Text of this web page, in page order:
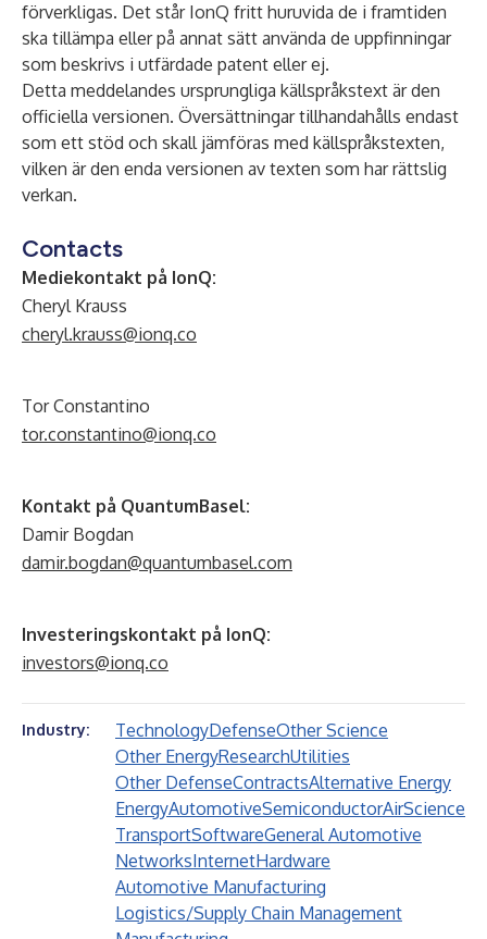
förverkligas. Det står IonQ fritt huruvida de i framtiden
ska tillämpa eller på annat sätt använda de uppfinningar
som beskrivs i utfärdade patent eller ej.
Detta meddelandes ursprungliga källspråkstext är den
officiella versionen. Översättningar tillhandahålls endast
som ett stöd och skall jämföras med källspråkstexten,
vilken är den enda versionen av texten som har rättslig
verkan.
Contacts
Mediekontakt på IonQ:
Cheryl Krauss
cheryl.krauss@ionq.co
Tor Constantino
tor.constantino@ionq.co
Kontakt på QuantumBasel:
Damir Bogdan
damir.bogdan@quantumbasel.com
Investeringskontakt på IonQ:
investors@ionq.co
Industry: TechnologyDefenseOther Science
Other EnergyResearchUtilities
Other DefenseContractsAlternative Energy
EnergyAutomotiveSemiconductorAirScience
TransportSoftwareGeneral Automotive
NetworksInternetHardware
Automotive Manufacturing
Logistics/Supply Chain Management